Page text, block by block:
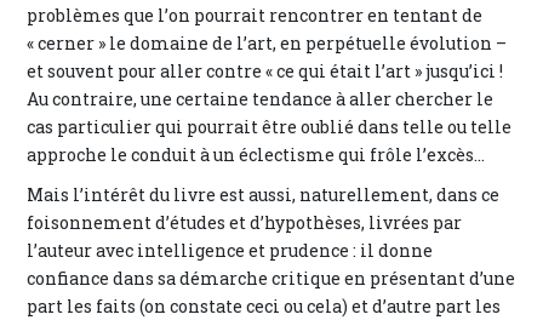
problèmes que l’on pourrait rencontrer en tentant de
« cerner » le domaine de l’art, en perpétuelle évolution –
et souvent pour aller contre « ce qui était l’art » jusqu’ici !
Au contraire, une certaine tendance à aller chercher le
cas particulier qui pourrait être oublié dans telle ou telle
approche le conduit à un éclectisme qui frôle l’excès…
Mais l’intérêt du livre est aussi, naturellement, dans ce
foisonnement d’études et d’hypothèses, livrées par
l’auteur avec intelligence et prudence : il donne
confiance dans sa démarche critique en présentant d’une
part les faits (on constate ceci ou cela) et d’autre part les